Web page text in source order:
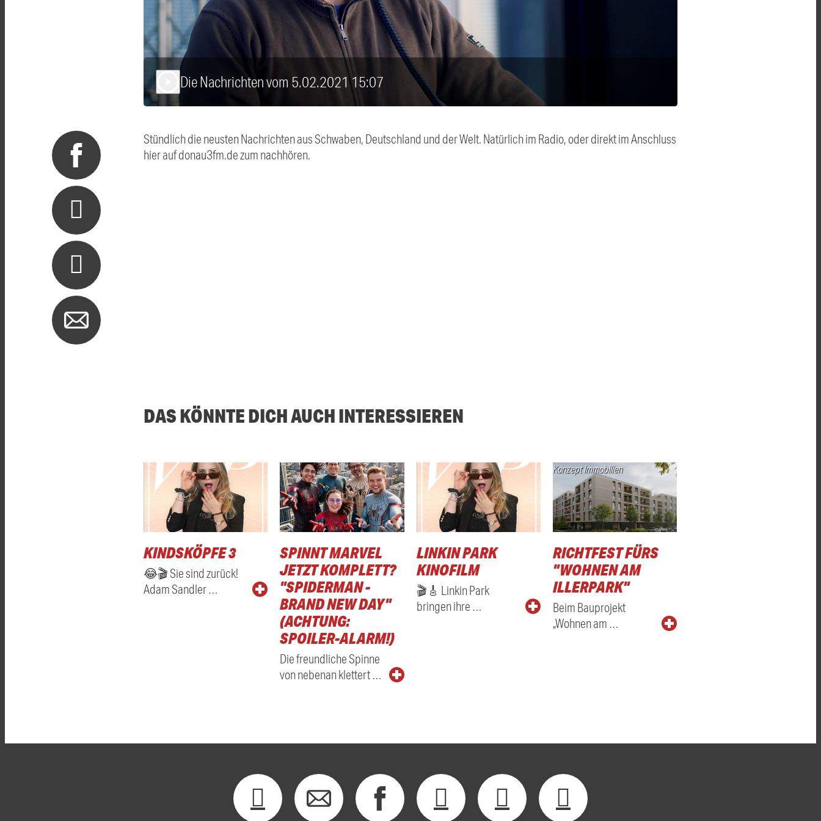
Die Nachrichten vom 5.02.2021 15:07
Stündlich die neusten Nachrichten aus Schwaben, Deutschland und der Welt. Natürlich im Radio, oder direkt im Anschluss
hier auf donau3fm.de zum nachhören.
DAS KÖNNTE DICH AUCH INTERESSIEREN
KINDSKÖPFE 3
😂🎬 Sie sind zurück!
Adam Sandler …
SPINNT MARVEL
JETZT KOMPLETT?
"SPIDERMAN -
BRAND NEW DAY"
(ACHTUNG:
SPOILER-ALARM!)
Die freundliche Spinne
von nebenan klettert …
LINKIN PARK
KINOFILM
🎬🎸 Linkin Park
bringen ihre …
Konzept Immobilien
RICHTFEST FÜRS
"WOHNEN AM
ILLERPARK"
Beim Bauprojekt
„Wohnen am …